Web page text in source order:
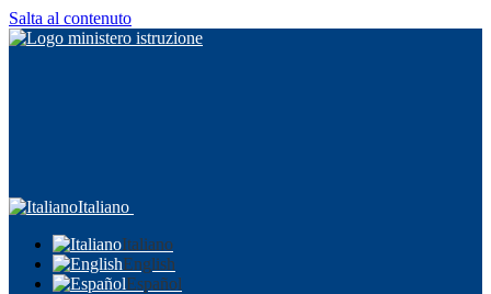
Salta al contenuto
Italiano
Italiano
English
Español